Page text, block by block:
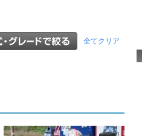
全てクリア